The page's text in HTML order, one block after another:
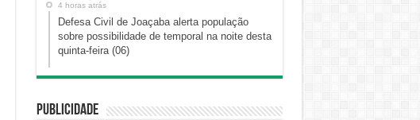
4 horas atrás
Defesa Civil de Joaçaba alerta população
sobre possibilidade de temporal na noite desta
quinta-feira (06)
Publicidade